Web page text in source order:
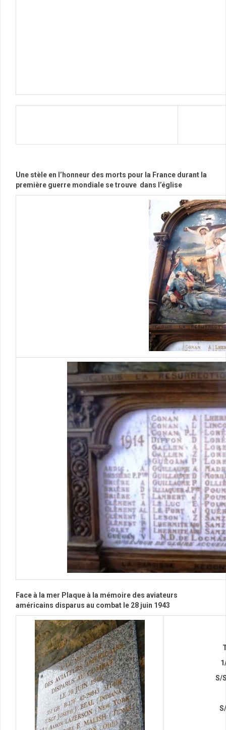
Une stèle en l’honneur des morts pour la France durant la
première guerre mondiale se trouve dans l’église
Face à la mer Plaque à la mémoire des aviateurs
américains disparus au combat le 28 juin 1943
S/